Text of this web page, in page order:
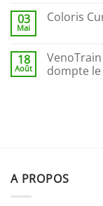
03
Mai
Coloris
18
Août
dompte
A PROPOS